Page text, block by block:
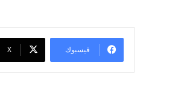
فيسبوك ‫X